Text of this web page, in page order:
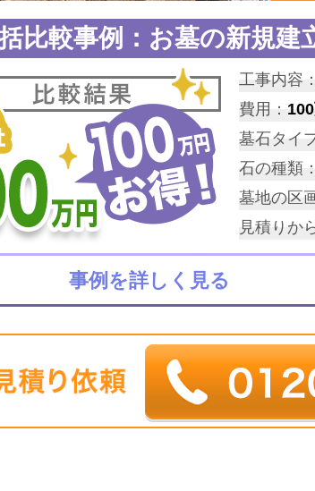
比較事例：お墓の新規建
工事内容：
費用：
墓石タイ
石の種類：
墓地の区
見積りか
事例を詳しく見る